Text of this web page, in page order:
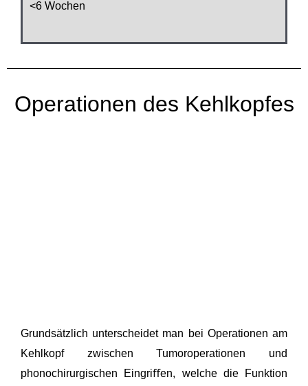
<6 Wochen
Operationen des Kehlkopfes
Grundsätzlich unterscheidet man bei Operationen am
Kehlkopf zwischen Tumoroperationen und
phonochirurgischen Eingriﬀen, welche die Funktion